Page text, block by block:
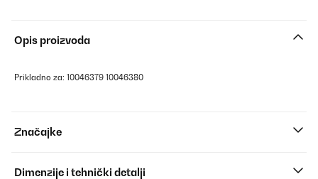
Opis proizvoda
Prikladno za: 10046379 10046380
Značajke
Dimenzije i tehnički detalji